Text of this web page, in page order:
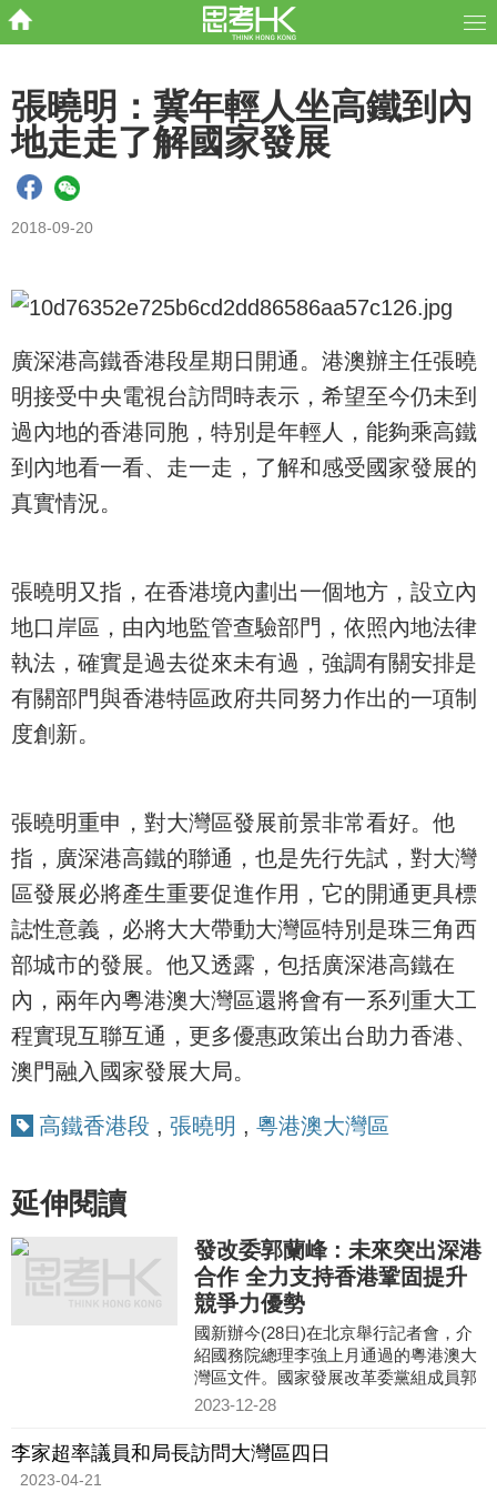
張曉明：冀年輕人坐高鐵到內
地走走了解國家發展
2018-09-20
廣深港高鐵香港段星期日開通。港澳辦主任張曉
明接受中央電視台訪問時表示，希望至今仍未到
過內地的香港同胞，特別是年輕人，能夠乘高鐵
到內地看一看、走一走，了解和感受國家發展的
真實情況。
張曉明又指，在香港境內劃出一個地方，設立內
地口岸區，由內地監管查驗部門，依照內地法律
執法，確實是過去從來未有過，強調有關安排是
有關部門與香港特區政府共同努力作出的一項制
度創新。
張曉明重申，對大灣區發展前景非常看好。他
指，廣深港高鐵的聯通，也是先行先試，對大灣
區發展必將產生重要促進作用，它的開通更具標
誌性意義，必將大大帶動大灣區特別是珠三角西
部城市的發展。他又透露，包括廣深港高鐵在
內，兩年內粵港澳大灣區還將會有一系列重大工
程實現互聯互通，更多優惠政策出台助力香港、
澳門融入國家發展大局。
高鐵香港段 , 張曉明 , 粵港澳大灣區
延伸閱讀
發改委郭蘭峰 : 未來突出深港
合作 全力支持香港鞏固提升
競爭力優勢
國新辦今(28日)在北京舉行記者會，介
紹國務院總理李強上月通過的粵港澳大
灣區文件。國家發展改革委黨組成員郭
蘭峰表示，今次通過的文件與之前出台
2023-12-28
李家超率議員和局長訪問大灣區四日
2023-04-21